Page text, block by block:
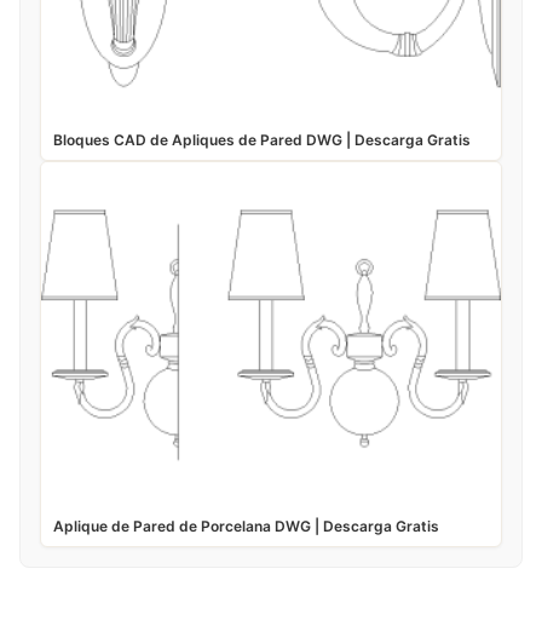
Bloques CAD de Apliques de Pared DWG | Descarga Gratis
Aplique de Pared de Porcelana DWG | Descarga Gratis